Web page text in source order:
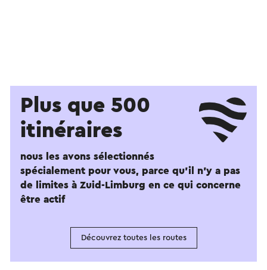
Plus que 500
itinéraires
nous les avons sélectionnés
spécialement pour vous, parce qu'il n'y a pas
de limites à Zuid-Limburg en ce qui concerne
être actif
Découvrez toutes les routes